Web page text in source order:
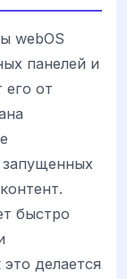
webOS
панелей и
его от
быстро
делается